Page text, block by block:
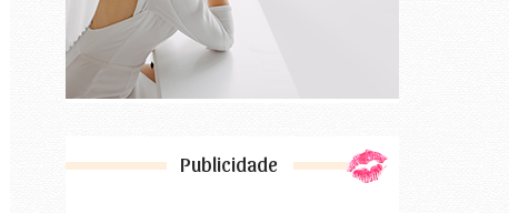
Publicidade